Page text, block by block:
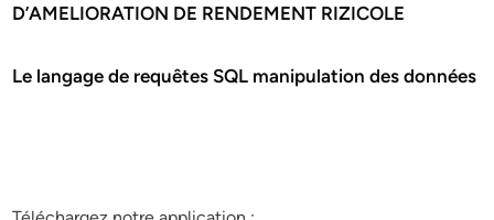
D’AMELIORATION DE RENDEMENT RIZICOLE
Le langage de requêtes SQL manipulation des données